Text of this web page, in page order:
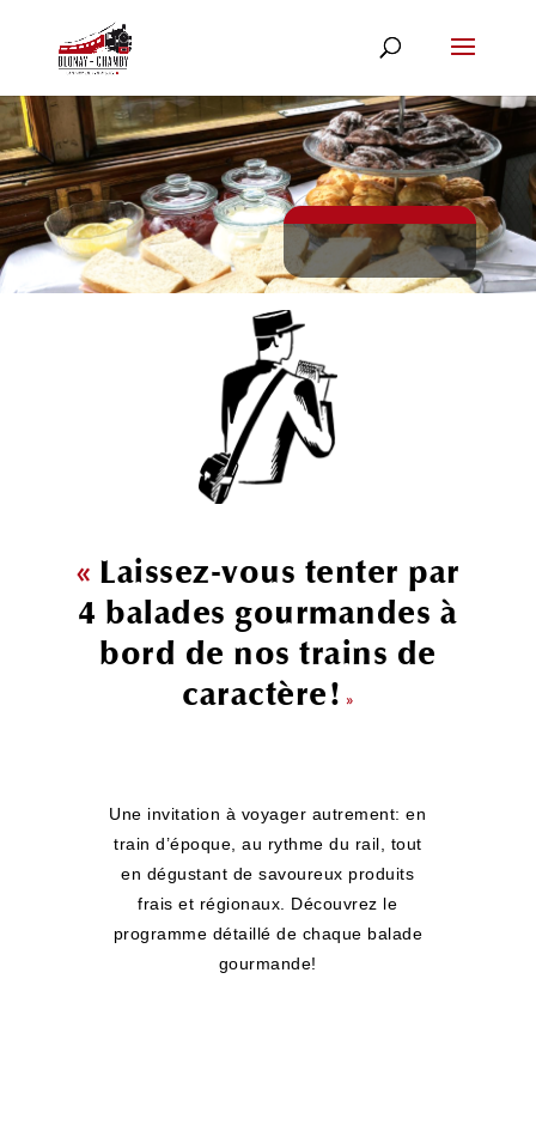
« Laissez-vous tenter par
4 balades gourmandes à
bord de nos trains de
caractère! »
Une invitation à voyager autrement: en
train d’époque, au rythme du rail, tout
en dégustant de savoureux produits
frais et régionaux. Découvrez le
programme détaillé de chaque balade
gourmande!